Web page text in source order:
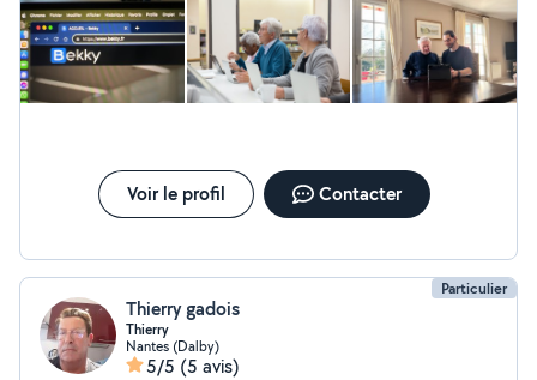
Voir le profil Contacter
Particulier
Thierry gadois
Thierry
Nantes (Dalby)
5/5 (5 avis)